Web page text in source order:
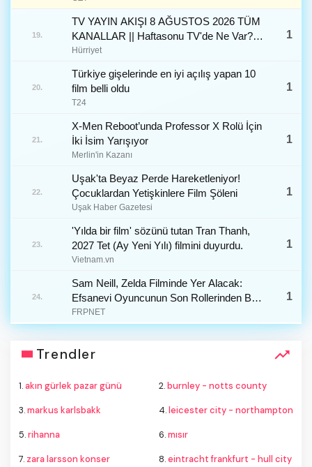
19.
TV YAYIN AKIŞI 8 AĞUSTOS 2026 TÜM
KANALLAR || Haftasonu TV'de Ne Var?
Star TV, Kanal D, ATV, TRT 1, TV8, NOW
Hürriyet
1
20.
Türkiye gişelerinde en iyi açılış yapan 10
film belli oldu
T24
1
21.
X-Men Reboot’unda Professor X Rolü İçin
İki İsim Yarışıyor
Merlin'in Kazanı
1
22.
Uşak'ta Beyaz Perde Hareketleniyor!
Çocuklardan Yetişkinlere Film Şöleni
Uşak Haber Gazetesi
1
23.
'Yılda bir film' sözünü tutan Tran Thanh,
2027 Tet (Ay Yeni Yılı) filmini duyurdu.
Vietnam.vn
1
24.
Sam Neill, Zelda Filminde Yer Alacak:
Efsanevi Oyuncunun Son Rollerinden Biri
Olabilir
FRPNET
1
Trendler
1.akın gürlek pazar günü 2.burnley - notts county
3.markus karlsbakk 4.leicester city - northampton
5.rihanna 6.mısır
7. zara larsson konser 8.eintracht frankfurt - hull city